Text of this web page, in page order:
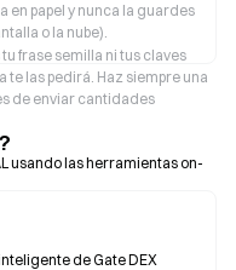
en papel y nunca la guardes
o la nube).
frase semilla ni tus claves
te las pedirá. Haz siempre una
de enviar cantidades
usando las herramientas on-
de Gate DEX